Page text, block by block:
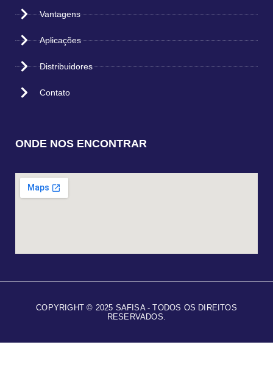
Vantagens
Aplicações
Distribuidores
Contato
ONDE NOS ENCONTRAR
COPYRIGHT © 2025 SAFISA - TODOS OS DIREITOS
RESERVADOS.